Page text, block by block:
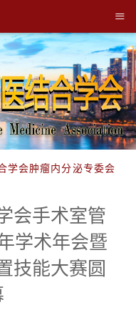
≡
学会肿瘤内分泌专委会
会手术室管
学术年会暨
技能大赛圆